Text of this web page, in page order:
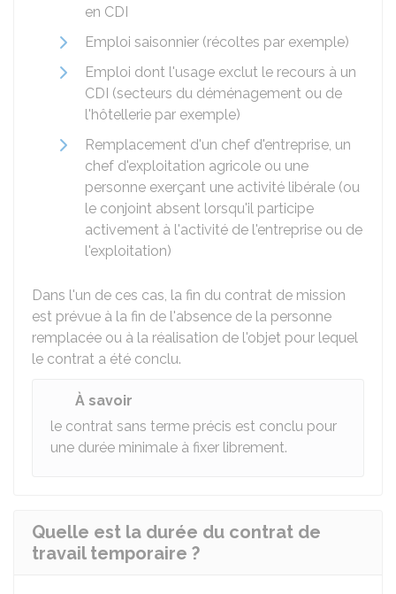
en CDI
Emploi saisonnier (récoltes par exemple)
Emploi dont l'usage exclut le recours à un
CDI (secteurs du déménagement ou de
l'hôtellerie par exemple)
Remplacement d'un chef d'entreprise, un
chef d'exploitation agricole ou une
personne exerçant une activité libérale (ou
le conjoint absent lorsqu'il participe
activement à l'activité de l'entreprise ou de
l'exploitation)
Dans l'un de ces cas, la fin du contrat de mission
est prévue à la fin de l'absence de la personne
remplacée ou à la réalisation de l'objet pour lequel
le contrat a été conclu.
À savoir
le contrat sans terme précis est conclu pour
une durée minimale à fixer librement.
Quelle est la durée du contrat de
travail temporaire ?